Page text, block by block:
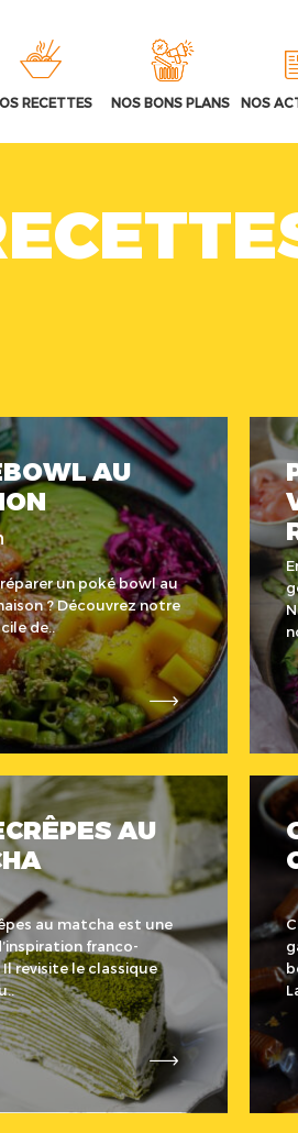
RECETTES NOS BONS PLANS NOS
AU
un poké bowl au
? Découvrez notre
de..
AU
au matcha est une
franco-
Il revisite le classique